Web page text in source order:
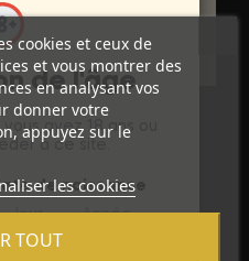
cookies et ceux de
et vous montrer des
en analysant vos
donner votre
appuyez sur le
les cookies
TOUT
de l'âge
avez 18 ans ou
à ce site.
de naissance
Jour Année